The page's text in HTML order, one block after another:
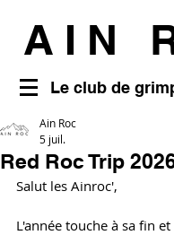
AIN
Le club de
Red Roc Trip
Ain Roc
5 juil.
Salut les Ainroc',
L'année touche à sa fin